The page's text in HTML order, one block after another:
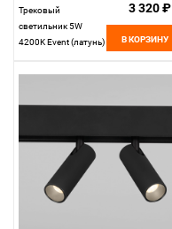
Трековый
светильник 5W
4200K Event (латунь)
Elektrostandard
3 320 ₽
В КОРЗИНУ